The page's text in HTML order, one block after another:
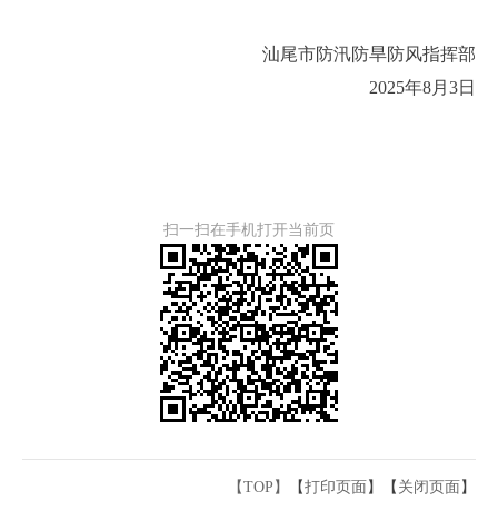
汕尾市防汛防旱防风指挥部
2025年8月3日
扫一扫在手机打开当前页
【TOP】 【打印页面 】【 关闭页面 】